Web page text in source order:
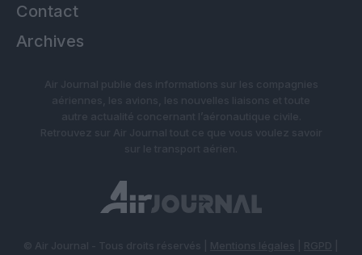
Contact
Archives